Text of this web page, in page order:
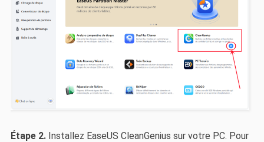
Étape 2. Installez EaseUS CleanGenius sur votre PC. Pour